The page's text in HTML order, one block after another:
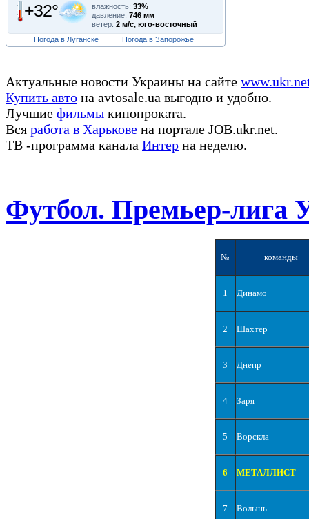
+32° влажность: 33%
давление: 746 мм
ветер: 2 м/с, юго-восточный
Погода в Луганске
Погода в Запорожье
Актуальные новости Украины на сайте
Купить авто на avtosale.ua выгодно и удобно.
Лучшие фильмы кинопроката.
Вся работа в Харькове на портале JOB.ukr.net.
ТВ -программа канала Интер на неделю.
Футбол. Премьер-лига
№ команды
1 Динамо
2 Шахтер
3 Днепр
4 Заря
5 Ворскла
6 МЕТАЛЛИСТ
7 Волынь